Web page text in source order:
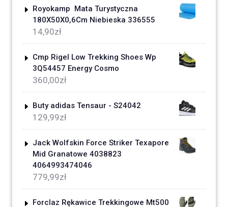
Royokamp Mata Turystyczna
180X50X0,6Cm Niebieska 336555
14,90zł
Cmp Rigel Low Trekking Shoes Wp
3Q54457 Energy Cosmo
360,00zł
Buty adidas Tensaur - S24042
129,99zł
Jack Wolfskin Force Striker Texapore
Mid Granatowe 4038823
4064993474046
779,99zł
Forclaz Rękawice Trekkingowe Mt500